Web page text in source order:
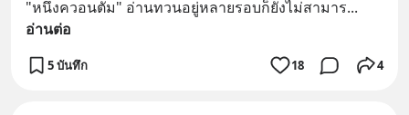
"หนึ่งควอนตัม" อ่านทวนอยู่หลายรอบก็ยังไม่สามาร
อ่านต่อ
5 บันทึก 18 4